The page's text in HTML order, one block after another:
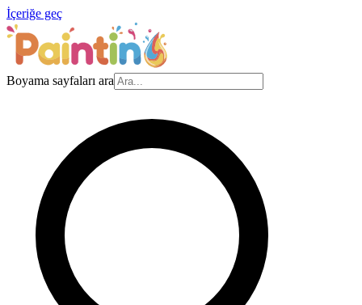
İçeriğe geç
Boyama sayfaları ara